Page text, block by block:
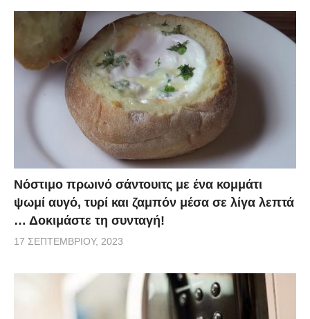
Νόστιμο πρωινό σάντουιτς με ένα κομμάτι
ψωμί αυγό, τυρί και ζαμπόν μέσα σε λίγα λεπτά
… Δοκιμάστε τη συνταγή!
17 ΣΕΠΤΕΜΒΡΊΟΥ, 2023